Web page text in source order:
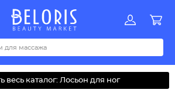
Акции
MNOPQRSTUVWYZАБВДЗИМОКЛНПРСТУФ
весь каталог: Лосьон для ног